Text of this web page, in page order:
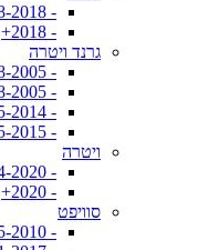
- 1998-2018
- 2018+
גרנד ויטרה
- 1998-2005 (ארוך)
- 1998-2005 (קצר)
- 2005-2014 (ארוך)
- 2005-2015 (קצר)
ויטרה
- 2014-2020
- 2020+
סוויפט
- 2005-2010